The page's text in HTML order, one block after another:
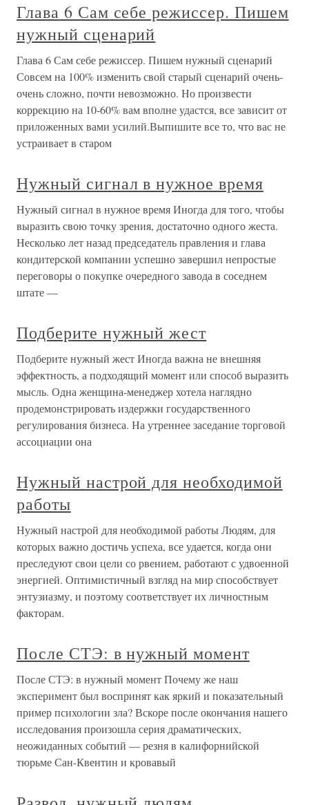
Глава 6 Сам себе режиссер. Пишем
нужный сценарий
Глава 6 Сам себе режиссер. Пишем нужный сценарий
Совсем на 100% изменить свой старый сценарий очень-
очень сложно, почти невозможно. Но произвести
коррекцию на 10-60% вам вполне удастся, все зависит от
приложенных вами усилий.Выпишите все то, что вас не
устраивает в старом
Нужный сигнал в нужное время
Нужный сигнал в нужное время Иногда для того, чтобы
выразить свою точку зрения, достаточно одного жеста.
Несколько лет назад председатель правления и глава
кондитерской компании успешно завершил непростые
переговоры о покупке очередного завода в соседнем
штате —
Подберите нужный жест
Подберите нужный жест Иногда важна не внешняя
эффектность, а подходящий момент или способ выразить
мысль. Одна женщина-менеджер хотела наглядно
продемонстрировать издержки государственного
регулирования бизнеса. На утреннее заседание торговой
ассоциации она
Нужный настрой для необходимой
работы
Нужный настрой для необходимой работы Людям, для
которых важно достичь успеха, все удается, когда они
преследуют свои цели со рвением, работают с удвоенной
энергией. Оптимистичный взгляд на мир способствует
энтузиазму, и поэтому соответствует их личностным
факторам.
После СТЭ: в нужный момент
После СТЭ: в нужный момент Почему же наш
эксперимент был воспринят как яркий и показательный
пример психологии зла? Вскоре после окончания нашего
исследования произошла серия драматических,
неожиданных событий — резня в калифорнийской
тюрьме Сан-Квентин и кровавый